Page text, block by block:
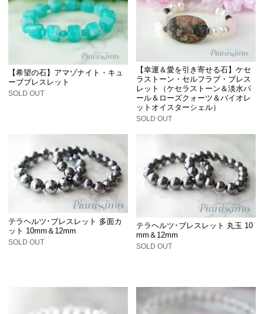
【希望の石】アマゾナイト・キュ
ーブブレスレット
SOLD OUT
【幸運＆愛を引き寄せる石】ケセ
ラストーン・セルフラブ・ブレス
レット（ケセラストーン＆淡水パ
ール＆ローズクォーツ＆バイオレ
ットオイスターシェル）
SOLD OUT
テラヘルツ･ブレスレット 多面カ
ット 10mm＆12mm
SOLD OUT
テラヘルツ･ブレスレット 丸玉 10
mm＆12mm
SOLD OUT